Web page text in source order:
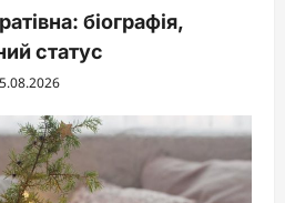
біографія,
статус